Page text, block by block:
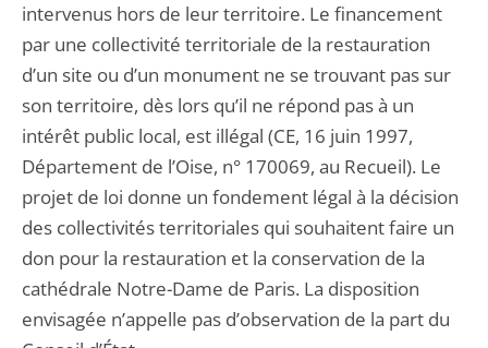
intervenus hors de leur territoire. Le financement
par une collectivité territoriale de la restauration
d’un site ou d’un monument ne se trouvant pas sur
son territoire, dès lors qu’il ne répond pas à un
intérêt public local, est illégal (CE, 16 juin 1997,
Département de l’Oise, n° 170069, au Recueil). Le
projet de loi donne un fondement légal à la décision
des collectivités territoriales qui souhaitent faire un
don pour la restauration et la conservation de la
cathédrale Notre-Dame de Paris. La disposition
envisagée n’appelle pas d’observation de la part du